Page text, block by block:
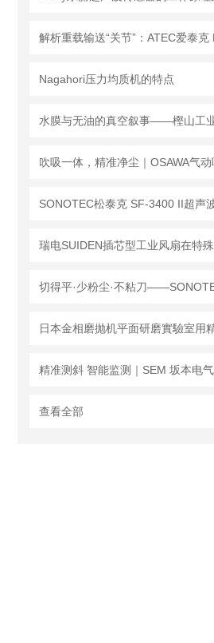
Nagahori压力均质机的特点
查看全部